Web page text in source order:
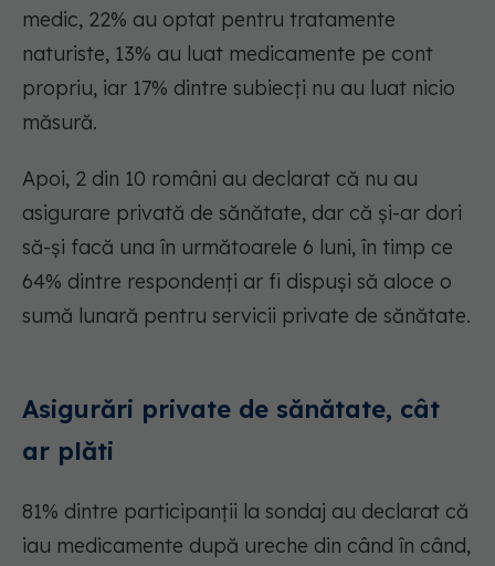
medic, 22% au optat pentru tratamente
naturiste, 13% au luat medicamente pe cont
propriu, iar 17% dintre subiecți nu au luat nicio
măsură.
Apoi, 2 din 10 români au declarat că nu au
asigurare privată de sănătate, dar că și-ar dori
să-și facă una în următoarele 6 luni, în timp ce
64% dintre respondenți ar fi dispuși să aloce o
sumă lunară pentru servicii private de sănătate.
Asigurări private de sănătate, cât
ar plăti
81% dintre participanții la sondaj au declarat că
iau medicamente după ureche din când în când,